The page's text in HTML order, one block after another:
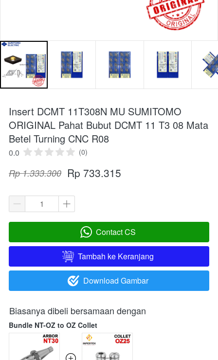
Insert DCMT 11T308N MU SUMITOMO
ORIGINAL Pahat Bubut DCMT 11 T3 08 Mata
Betel Turning CNC R08
0.0 (0)
Rp 1.333.300 Rp 733.315
` Contact CS
` Tambah ke Keranjang
` Download Gambar
Biasanya dibeli bersamaan dengan
Bundle NT-OZ to OZ Collet